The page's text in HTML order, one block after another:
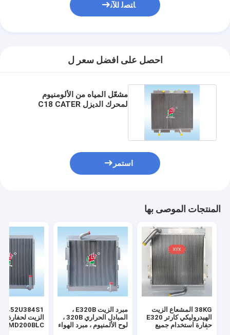
ﺎﺘﺼﻟ ﺍﻶﻧ
احصل على افضل سعر ل
مشعّل المياه من الألومنيوم
لمحرك الديزل C18 CATER
استمر
المنتجات الموصى بها
38KG المشعاع الزيت
الهيدروليكي كارتر E320
حفارة استخدام جميع
مبرد الزيت E320B ،
المبادل الحراري 320B ،
لوح الألمنيوم ، مبرد الهواء
MD200BLC